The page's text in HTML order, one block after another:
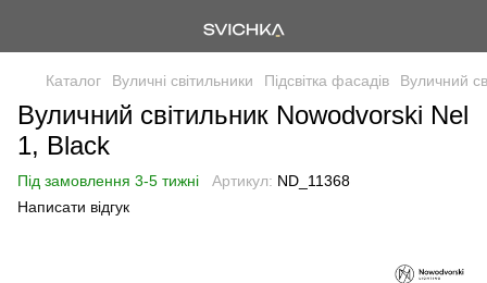
Каталог Вуличні світильники Підсвітка фасадів Вуличний
Вуличний світильник Nowodvorski Nel
1, Black
Під замовлення 3-5 тижні Артикул: ND_11368
Написати відгук